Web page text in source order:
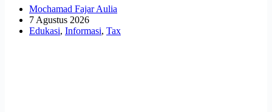
Mochamad Fajar Aulia
7 Agustus 2026
Edukasi, Informasi, Tax